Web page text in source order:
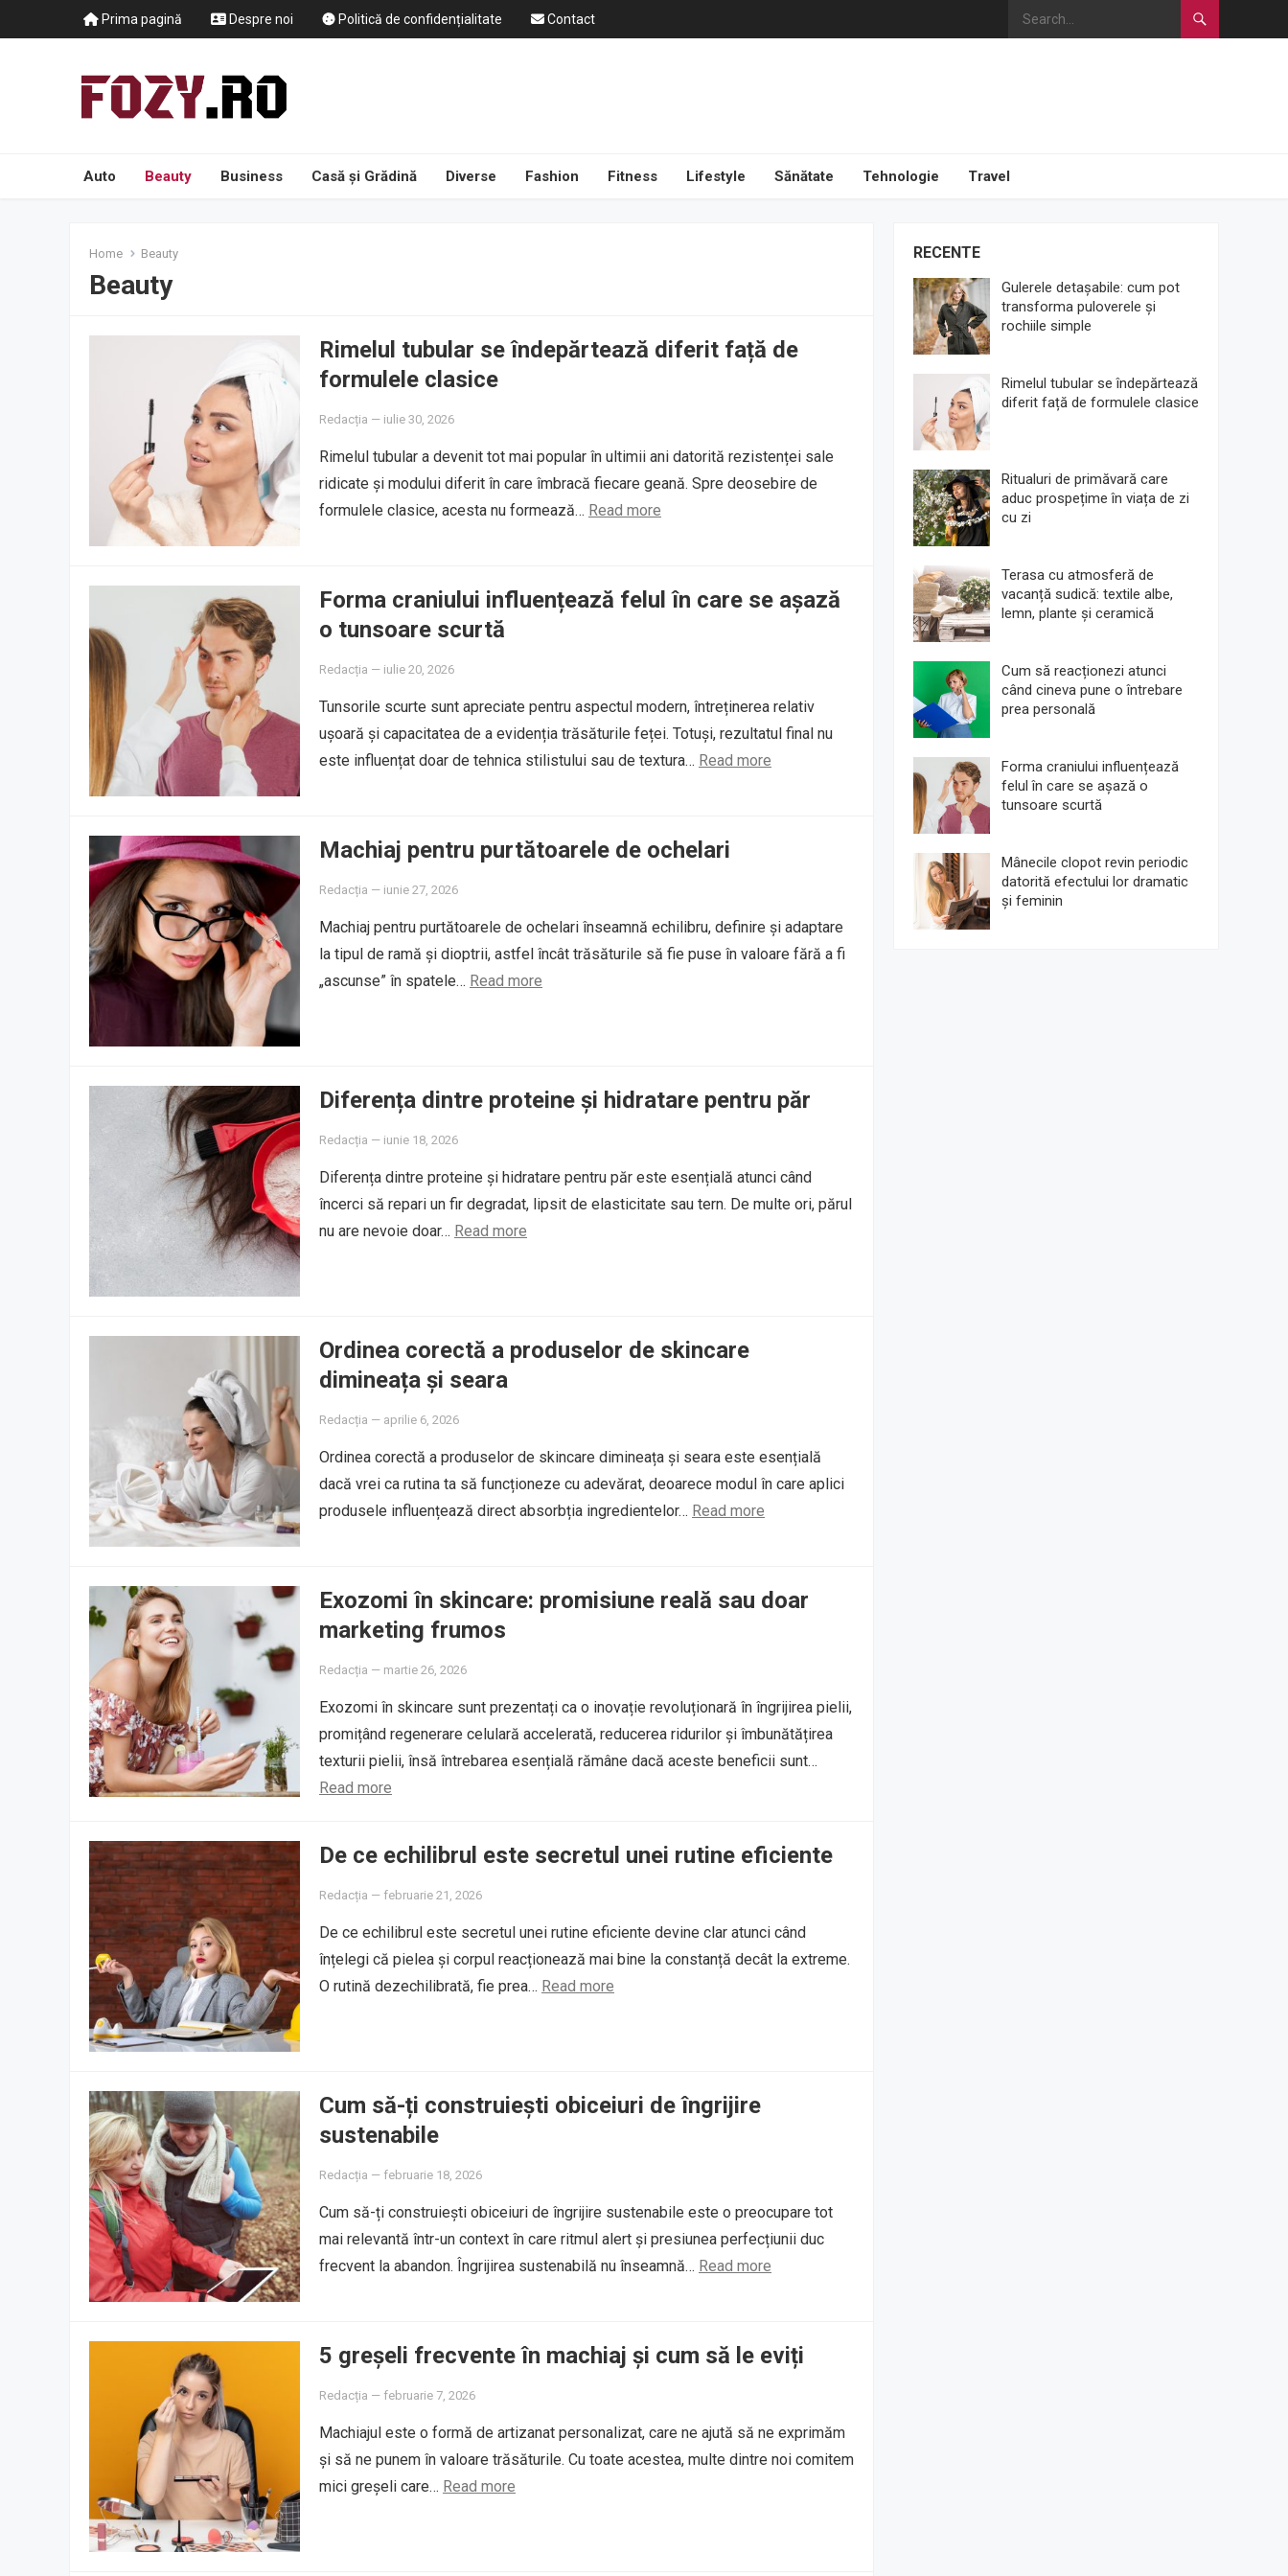
Prima pagină Despre noi Politică de confidențialitate Contact
Auto Beauty Business Casă și Grădină Diverse Fashion Fitness Lifestyle Sănătate Tehnologie Travel
Home Beauty
Beauty
Rimelul tubular se îndepărtează diferit față de
formulele clasice
Redacția — iulie 30, 2026
Rimelul tubular a devenit tot mai popular în ultimii ani datorită rezistenței sale
ridicate și modului diferit în care îmbracă fiecare geană. Spre deosebire de
formulele clasice, acesta nu formează… Read more
Forma craniului influențează felul în care se așază
o tunsoare scurtă
Redacția — iulie 20, 2026
Tunsorile scurte sunt apreciate pentru aspectul modern, întreținerea relativ
ușoară și capacitatea de a evidenția trăsăturile feței. Totuși, rezultatul final nu
este influențat doar de tehnica stilistului sau de textura… Read more
Machiaj pentru purtătoarele de ochelari
Redacția — iunie 27, 2026
Machiaj pentru purtătoarele de ochelari înseamnă echilibru, definire și adaptare
la tipul de ramă și dioptrii, astfel încât trăsăturile să fie puse în valoare fără a fi
„ascunse” în spatele… Read more
Diferența dintre proteine și hidratare pentru păr
Redacția — iunie 18, 2026
Diferența dintre proteine și hidratare pentru păr este esențială atunci când
încerci să repari un fir degradat, lipsit de elasticitate sau tern. De multe ori, părul
nu are nevoie doar… Read more
Ordinea corectă a produselor de skincare
dimineața și seara
Redacția — aprilie 6, 2026
Ordinea corectă a produselor de skincare dimineața și seara este esențială
dacă vrei ca rutina ta să funcționeze cu adevărat, deoarece modul în care aplici
produsele influențează direct absorbția ingredientelor… Read more
Exozomi în skincare: promisiune reală sau doar
marketing frumos
Redacția — martie 26, 2026
Exozomi în skincare sunt prezentați ca o inovație revoluționară în îngrijirea pielii,
promițând regenerare celulară accelerată, reducerea ridurilor și îmbunătățirea
texturii pielii, însă întrebarea esențială rămâne dacă aceste beneficii sunt…
Read more
De ce echilibrul este secretul unei rutine eficiente
Redacția — februarie 21, 2026
De ce echilibrul este secretul unei rutine eficiente devine clar atunci când
înțelegi că pielea și corpul reacționează mai bine la constanță decât la extreme.
O rutină dezechilibrată, fie prea… Read more
Cum să-ți construiești obiceiuri de îngrijire
sustenabile
Redacția — februarie 18, 2026
Cum să-ți construiești obiceiuri de îngrijire sustenabile este o preocupare tot
mai relevantă într-un context în care ritmul alert și presiunea perfecțiunii duc
frecvent la abandon. Îngrijirea sustenabilă nu înseamnă… Read more
5 greșeli frecvente în machiaj și cum să le eviți
Redacția — februarie 7, 2026
Machiajul este o formă de artizanat personalizat, care ne ajută să ne exprimăm
și să ne punem în valoare trăsăturile. Cu toate acestea, multe dintre noi comitem
mici greșeli care… Read more
RECENTE
Gulerele detașabile: cum pot
transforma puloverele și
rochiile simple
Rimelul tubular se îndepărtează
diferit față de formulele clasice
Ritualuri de primăvară care
aduc prospețime în viața de zi
cu zi
Terasa cu atmosferă de
vacanță sudică: textile albe,
lemn, plante și ceramică
Cum să reacționezi atunci
când cineva pune o întrebare
prea personală
Forma craniului influențează
felul în care se așază o
tunsoare scurtă
Mânecile clopot revin periodic
datorită efectului lor dramatic
și feminin